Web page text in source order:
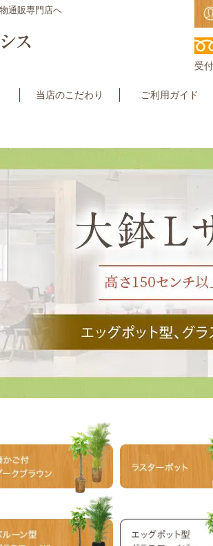
通販専門店へ
受
当店のこだわり ご利用ガイド